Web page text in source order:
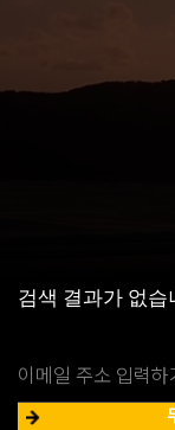
검색 결과가 없습